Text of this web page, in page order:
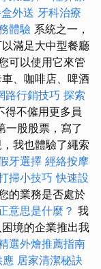
外送 牙科治療
體驗 系統之一，
滿足大中型餐廳
可以使用它來管
、咖啡店、啤酒
路行銷技巧 探索
得不僱用更多員
一股股票，寫了
我也體驗了繩索
牙選擇 經絡按摩
掃小技巧 快速設
的業務是否處於
意思是什麼？ 我
境的企業推出我
選外燴推薦指南
應 居家清潔秘訣